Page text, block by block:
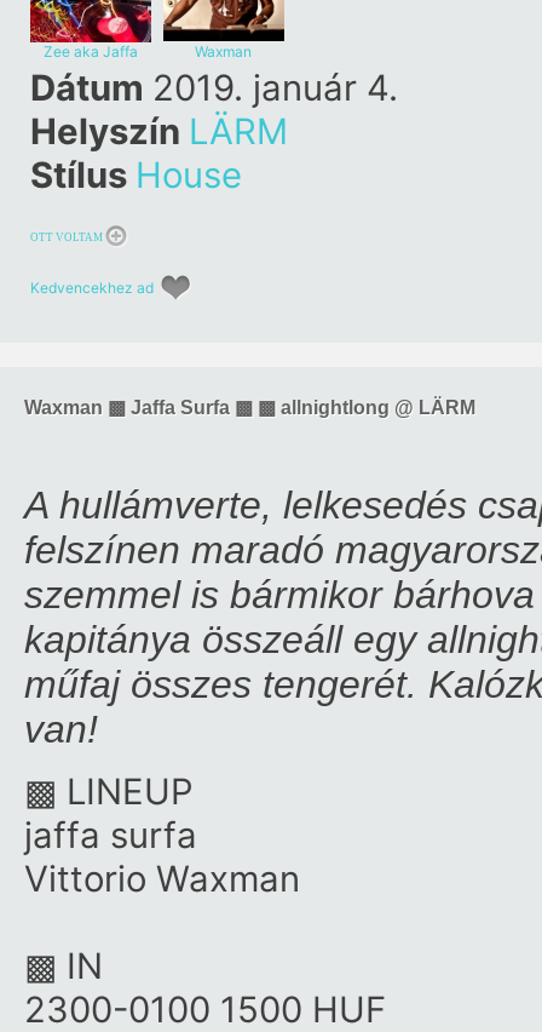
Zee aka Jaffa
Waxman
Dátum 2019. január 4.
Helyszín LÄRM
Stílus House
OTT VOLTAM
Kedvencekhez ad
Waxman ▩ Jaffa Surfa ▩ ▩ allnightlong @ LÄRM
A hullámverte, lelkesedés
felszínen maradó
szemmel is bármikor
kapitánya összeáll egy
műfaj összes tengerét.
van!
▩ LINEUP
jaffa surfa
Vittorio Waxman
▩ IN
2300-0100 1500 HUF